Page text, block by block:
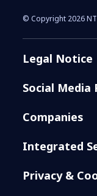
© Copyright 2026
Legal Notice
Social Media
Companies
Integrated
Privacy &